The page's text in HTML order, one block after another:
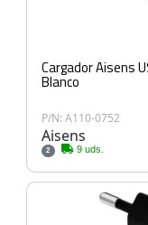
Cargador Aisens
Blanco
P/N: A110-0752
Aisens
2 9 uds.